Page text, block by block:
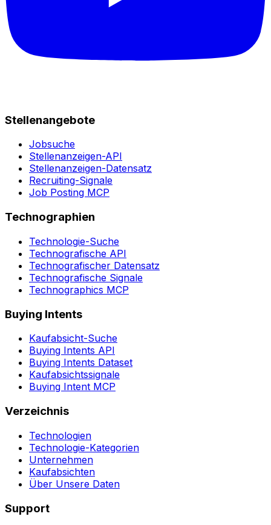
Stellenangebote
Jobsuche
Stellenanzeigen-API
Stellenanzeigen-Datensatz
Recruiting-Signale
Job Posting MCP
Technographien
Technologie-Suche
Technografische API
Technografischer Datensatz
Technografische Signale
Technographics MCP
Buying Intents
Kaufabsicht-Suche
Buying Intents API
Buying Intents Dataset
Kaufabsichtssignale
Buying Intent MCP
Verzeichnis
Technologien
Technologie-Kategorien
Unternehmen
Kaufabsichten
Über Unsere Daten
Support